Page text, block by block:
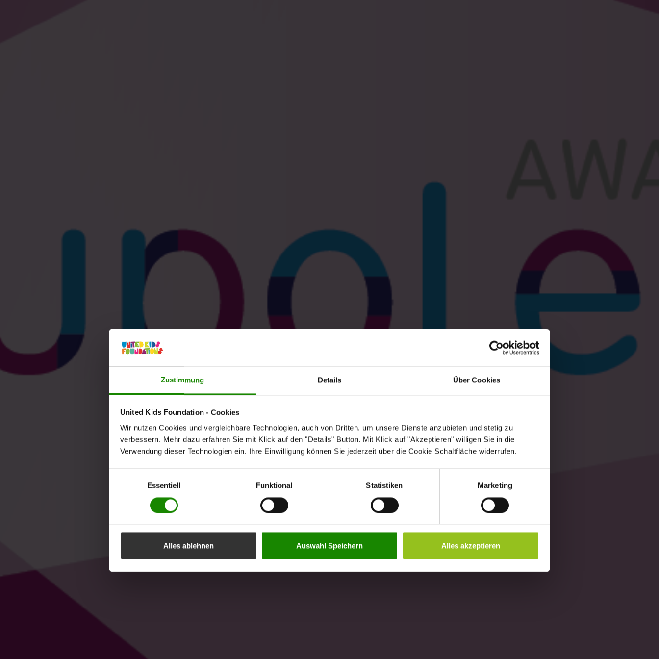
Zustimmung Details Über Cookies
United Kids Foundation - Cookies
Wir nutzen Cookies und vergleichbare Technologien, auch von Dritten, um unsere Dienste anzubieten und stetig zu
verbessern. Mehr dazu erfahren Sie mit Klick auf den "Details" Button. Mit Klick auf "Akzeptieren" willigen Sie in die
Verwendung dieser Technologien ein. Ihre Einwilligung können Sie jederzeit über die Cookie Schaltfläche widerrufen.
Essentiell
Funktional Statistiken Marketing
Alles ablehnen Auswahl Speichern Alles akzeptieren